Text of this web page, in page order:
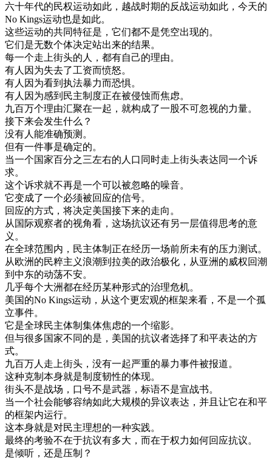
六十年代的民权运动如此 ， 越战时期的反战运动如此 ， 今天的
No Kings运动也是如此。
这些运动的共同特征是 ， 它们都不是凭空出现的。
它们是无数个体决定站出来的结果。
每一个走上街头的人 ， 都有自己的理由。
有人 因为失去了工资而愤怒。
有人 因为看到 执法暴力而恐惧。
有人 因为感到 民主制度正在被侵蚀而焦虑。
九百万个理由汇聚在一起 ， 就构成了一股不可忽视的力量。
接下来会发生什么 ？
没有人能准确预测 。
但有一件事是确定的。
当一个国家百分之三左右的人口 同时走上街头表达同一个诉
求。
这个诉求就不再是一个可以被忽略的噪音。
它变成了一个必须被回应的信号。
回应的方式 ， 将决定美国接下来的走向。
从国际观察者的视角看 ， 这场抗议还有另一层值得思考的意
义 。
在全球范围 内 ， 民主体制 正在经历一场前所未有的压力测试。
从欧洲 的民粹主义浪潮到 拉美的政治极化 ， 从亚洲 的威权回潮
到 中东的动荡不安。
几乎每个大洲都在经历某种形式的治理危机。
美国的No Kings运动 ， 从这个更宏观的框架来看 ， 不是一个孤
立事件。
它是全球民主体制 集体焦虑的一个缩影。
但与很多国家不同 的是 ， 美国的抗议者选择了和平表达的方
式。
九百万人走上街头 ， 没有一起严重的暴力事件被报道。
这种克制 本身就是制度韧性的体现。
街头不是战场 ， 口号不是武器 ， 标语不是宣战书。
当一个社会能够容纳如此大规模的异议表达 ， 并且 让它在和平
的框架内运行。
这本身就是对民主理想的一种实践。
最终的考验不在于抗议有多大 ， 而在于权力如何回应抗议。
是倾听 ， 还是压制 ？